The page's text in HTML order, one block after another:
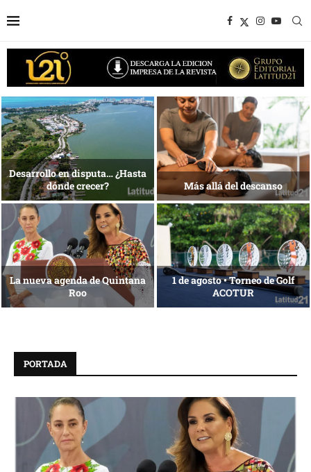
Bottega, un viaje servido a la
mesa
Energía que Impulsa la
competitividad
Reconocimiento de viajeros La esencia del servicio
PORTADA